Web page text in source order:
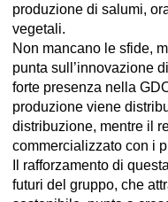
produzione di salumi,
vegetali.
Non mancano le sfide,
punta sull’innovazione
forte presenza nella
produzione viene
distribuzione, mentre il
commercializzato con i
Il rafforzamento di
futuri del gruppo, che